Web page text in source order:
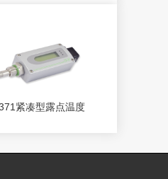
紧凑型露点温度